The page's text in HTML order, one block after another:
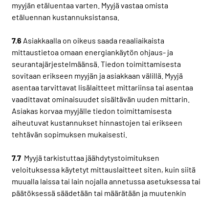
myyjän etäluentaa varten. Myyjä vastaa omista
etäluennan kustannuksistansa.
7.6 Asiakkaalla on oikeus saada reaaliaikaista
mittaustietoa omaan energiankäytön ohjaus- ja
seurantajärjestelmäänsä. Tiedon toimittamisesta
sovitaan erikseen myyjän ja asiakkaan välillä. Myyjä
asentaa tarvittavat lisälaitteet mittariinsa tai asentaa
vaadittavat ominaisuudet sisältävän uuden mittarin.
Asiakas korvaa myyjälle tiedon toimittamisesta
aiheutuvat kustannukset hinnastojen tai erikseen
tehtävän sopimuksen mukaisesti.
7.7 Myyjä tarkistuttaa jäähdytystoimituksen
veloituksessa käytetyt mittauslaitteet siten, kuin siitä
muualla laissa tai lain nojalla annetussa asetuksessa tai
päätöksessä säädetään tai määrätään ja muutenkin